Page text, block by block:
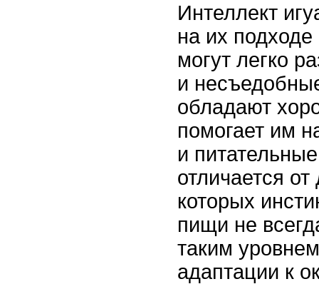
Интеллект
на их
могут легко
и
обладают
помогает им
и
отличается
которых
пищи не
таким
адаптации к